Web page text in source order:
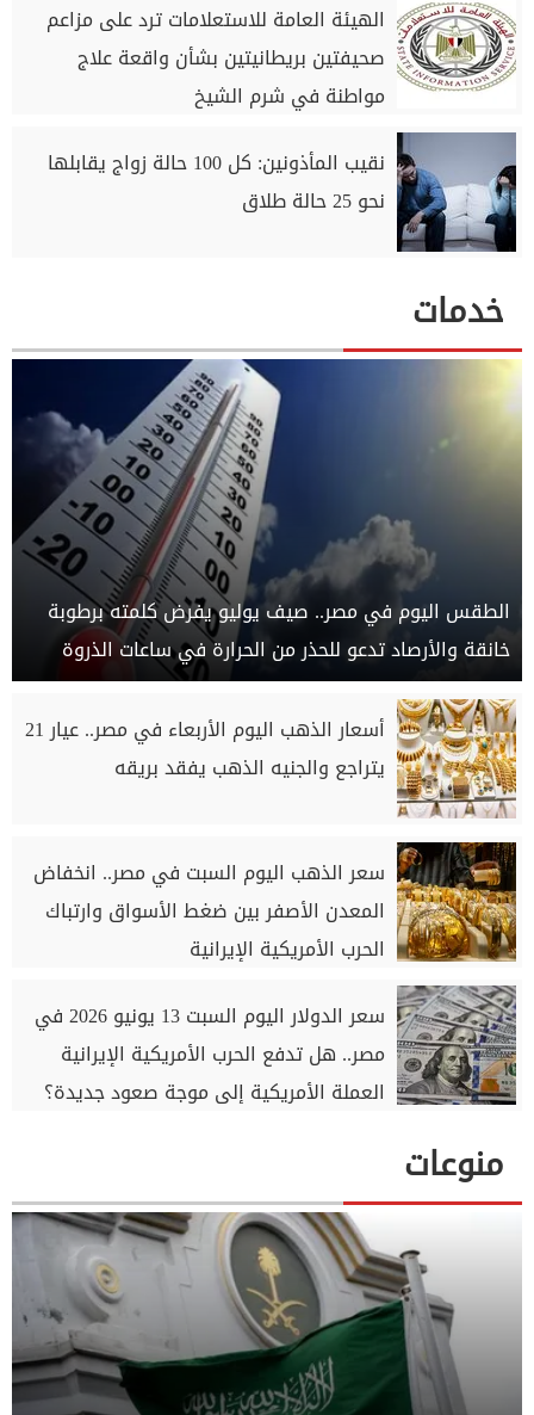
الهيئة العامة للاستعلامات ترد على مزاعم
صحيفتين بريطانيتين بشأن واقعة علاج
مواطنة في شرم الشيخ
نقيب المأذونين: كل 100 حالة زواج يقابلها
نحو 25 حالة طلاق
خدمات
الطقس اليوم في مصر.. صيف يوليو يفرض كلمته برطوبة
خانقة والأرصاد تدعو للحذر من الحرارة في ساعات الذروة
أسعار الذهب اليوم الأربعاء في مصر.. عيار 21
يتراجع والجنيه الذهب يفقد بريقه
سعر الذهب اليوم السبت في مصر.. انخفاض
المعدن الأصفر بين ضغط الأسواق وارتباك
الحرب الأمريكية الإيرانية
سعر الدولار اليوم السبت 13 يونيو 2026 في
مصر.. هل تدفع الحرب الأمريكية الإيرانية
العملة الأمريكية إلى موجة صعود جديدة؟
منوعات